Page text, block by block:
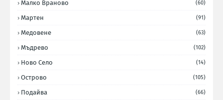
Малко Враново (60)
Мартен (91)
Медовене (63)
Мъдрево (102)
Ново Село (14)
Острово (105)
Подайва (66)